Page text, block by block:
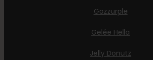
Gazzurple
Gelée Hella
Jelly Donutz